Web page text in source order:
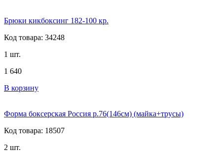
Брюки кикбоксинг 182-100 кр.
Код товара: 34248
1 шт.
1 640
В корзину
Форма боксерская Россия р.76(146см) (майка+трусы)
Код товара: 18507
2 шт.